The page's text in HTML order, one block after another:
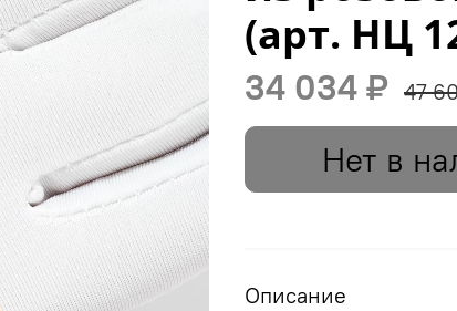
(арт. НЦ
34 034 ₽ 47
Нет в
Описание